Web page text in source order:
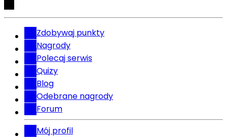
Zdobywaj punkty
Nagrody
Polecaj serwis
Quizy
Blog
Odebrane nagrody
Forum
Mój profil